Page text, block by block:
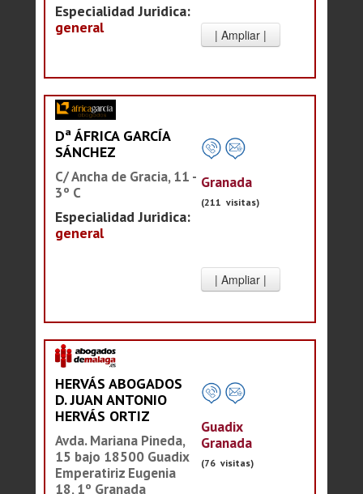
Especialidad Juridica:
general
Dª ÁFRICA GARCÍA
SÁNCHEZ
C/ Ancha de Gracia, 11 -
3º C
Especialidad Juridica:
general
Granada
(211 visitas)
HERVÁS ABOGADOS
D. JUAN ANTONIO
HERVÁS ORTIZ
Avda. Mariana Pineda,
15 bajo 18500 Guadix
Emperatiriz Eugenia
18, 1º Granada
Guadix
Granada
(76 visitas)